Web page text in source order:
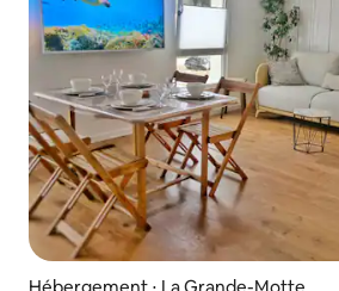
Hébergement ⋅ La Grande-Motte